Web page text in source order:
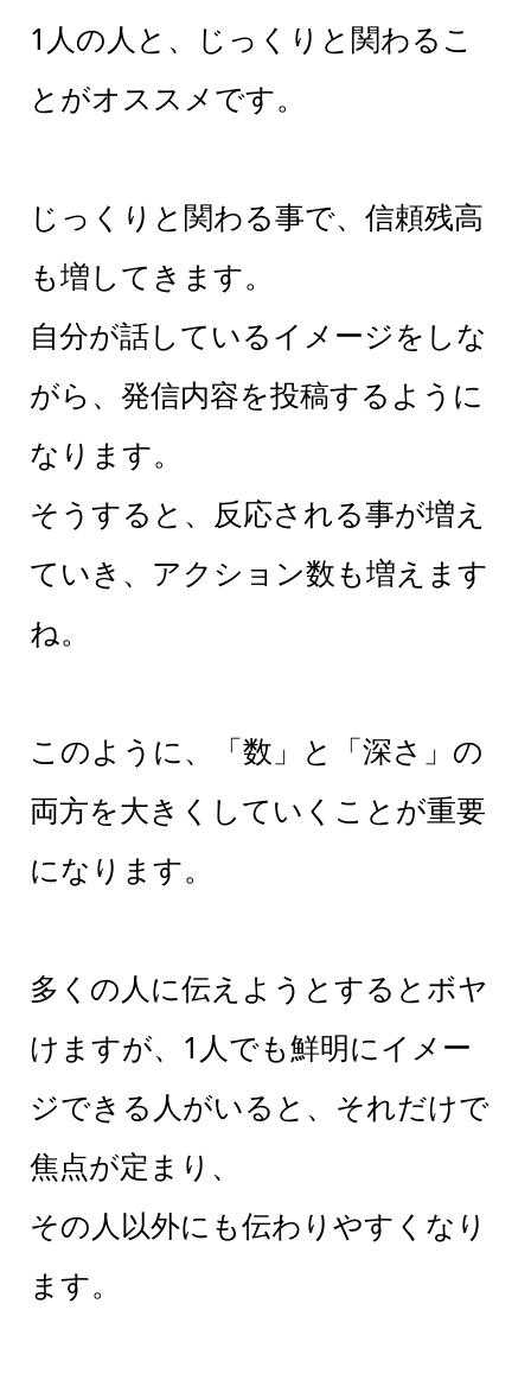
1人の人と、じっくりと関わるこ
とがオススメです。
じっくりと関わる事で、信頼残高
も増してきます。
自分が話しているイメージをしな
がら、発信内容を投稿するように
なります。
そうすると、反応される事が増え
ていき、アクション数も増えます
ね。
このように、「数」と「深さ」の
両方を大きくしていくことが重要
になります。
多くの人に伝えようとするとボヤ
けますが、1人でも鮮明にイメー
ジできる人がいると、それだけで
焦点が定まり、
その人以外にも伝わりやすくなり
ます。